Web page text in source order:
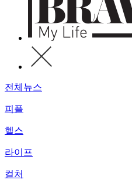
전체뉴스
피플
헬스
라이프
컬처